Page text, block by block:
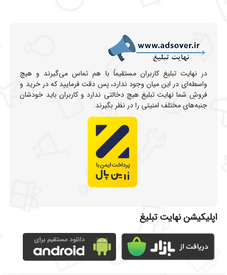
در نهایت تبلیغ کاربران مستقیماً با هم تماس می‌گیرند و هیچ
واسطه‌ای در این میان وجود ندارد، پس دقت فرمایید که در خرید و
فروشِ شما نهایت تبلیغ هیچ دخالتی ندارد و کاربران باید خودشان
جنبه‌های مختلف امنیتی را در نظر بگیرند.
اپلیکیشن نهایت تبلیغ